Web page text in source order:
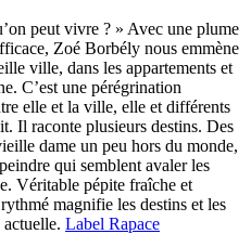
peut vivre ? » Avec une plume
Zoé Borbély nous emmène
ville, dans les appartements et
C’est une pérégrination
elle et la ville, elle et différents
Il raconte plusieurs destins. Des
dame un peu hors du monde,
qui semblent avaler les
Véritable pépite fraîche et
magnifie les destins et les
Label Rapace